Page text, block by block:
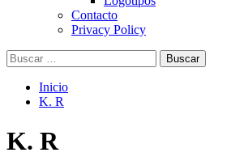
Contacto
Privacy Policy
Buscar:
Inicio
K. R
K. R